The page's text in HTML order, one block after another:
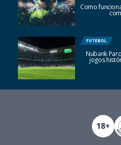
Como
FUTEBOL
Nubank
jogos